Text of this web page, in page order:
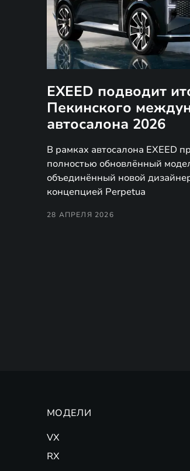
EXEED подводит
Пекинского
автосалона 2026
В рамках автосалона EXEED
полностью обновлённый
объединённый новой
концепцией Perpetua
28 АПРЕЛЯ 2026
МОДЕЛИ
VX
RX